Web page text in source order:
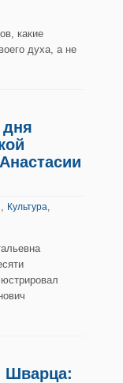
какие
духа, а не
дня
, Культура,
Шварца: